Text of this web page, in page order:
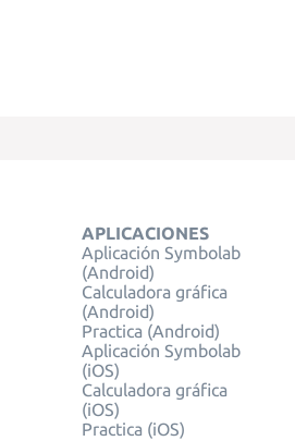
APLICACIONES
Aplicación Symbolab
(Android)
Calculadora gráfica
(Android)
Practica (Android)
Aplicación Symbolab
(iOS)
Calculadora gráfica
(iOS)
Practica (iOS)